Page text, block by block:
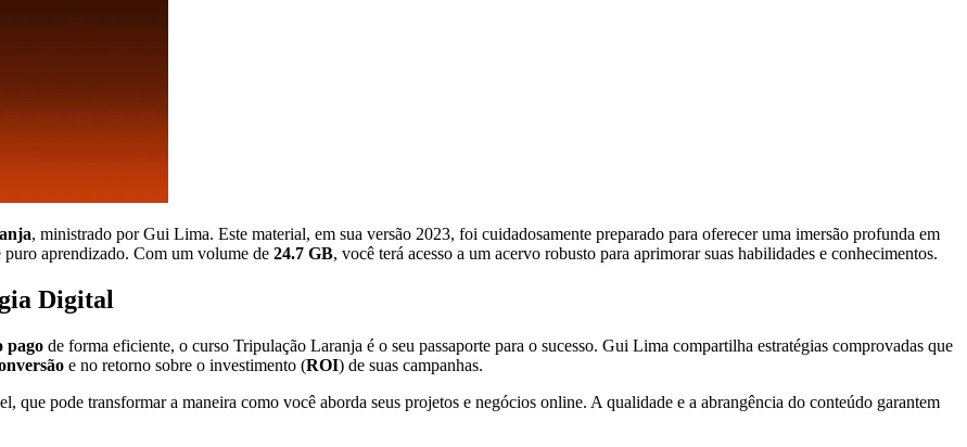
, ministrado por Gui Lima. Este material, em sua versão 2023, foi cuidadosamente preparado para oferecer uma imersão profunda em
puro aprendizado. Com um volume de 24.7 GB, você terá acesso a um acervo robusto para aprimorar suas habilidades e conhecimentos.
Digital
pago de forma eficiente, o curso Tripulação Laranja é o seu passaporte para o sucesso. Gui Lima compartilha estratégias comprovadas que
e no retorno sobre o investimento (ROI) de suas campanhas.
que pode transformar a maneira como você aborda seus projetos e negócios online. A qualidade e a abrangência do conteúdo garantem